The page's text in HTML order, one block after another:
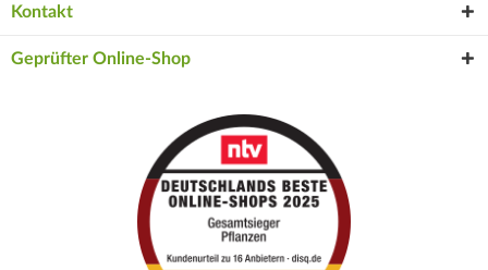
Kontakt
Geprüfter Online-Shop